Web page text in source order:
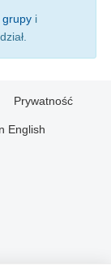
grupyi
Prywatność
English